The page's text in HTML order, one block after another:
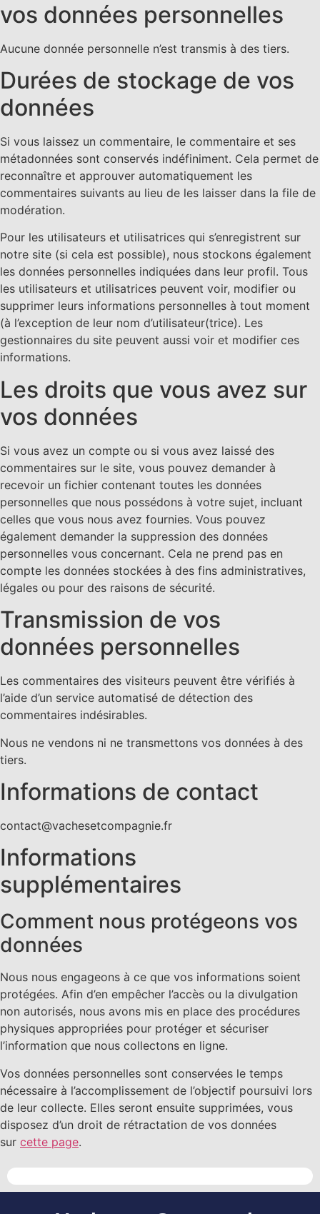
vos données personnelles
Aucune donnée personnelle n’est transmis à des tiers.
Durées de stockage de vos
données
Si vous laissez un commentaire, le commentaire et ses
métadonnées sont conservés indéfiniment. Cela permet de
reconnaître et approuver automatiquement les
commentaires suivants au lieu de les laisser dans la file de
modération.
Pour les utilisateurs et utilisatrices qui s’enregistrent sur
notre site (si cela est possible), nous stockons également
les données personnelles indiquées dans leur profil. Tous
les utilisateurs et utilisatrices peuvent voir, modifier ou
supprimer leurs informations personnelles à tout moment
(à l’exception de leur nom d’utilisateur(trice). Les
gestionnaires du site peuvent aussi voir et modifier ces
informations.
Les droits que vous avez sur
vos données
Si vous avez un compte ou si vous avez laissé des
commentaires sur le site, vous pouvez demander à
recevoir un fichier contenant toutes les données
personnelles que nous possédons à votre sujet, incluant
celles que vous nous avez fournies. Vous pouvez
également demander la suppression des données
personnelles vous concernant. Cela ne prend pas en
compte les données stockées à des fins administratives,
légales ou pour des raisons de sécurité.
Transmission de vos
données personnelles
Les commentaires des visiteurs peuvent être vérifiés à
l’aide d’un service automatisé de détection des
commentaires indésirables.
Nous ne vendons ni ne transmettons vos données à des
tiers.
Informations de contact
contact@vachesetcompagnie.fr
Informations
supplémentaires
Comment nous protégeons vos
données
Nous nous engageons à ce que vos informations soient
protégées. Afin d’en empêcher l’accès ou la divulgation
non autorisés, nous avons mis en place des procédures
physiques appropriées pour protéger et sécuriser
l’information que nous collectons en ligne.
Vos données personnelles sont conservées le temps
nécessaire à l’accomplissement de l’objectif poursuivi lors
de leur collecte. Elles seront ensuite supprimées, vous
disposez d’un droit de rétractation de vos données
sur cette page.